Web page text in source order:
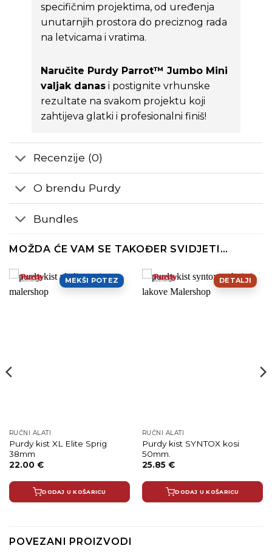
specifičnim projektima, od uređenja
unutarnjih prostora do preciznog rada
na letvicama i vratima.
Naručite Purdy Parrot™ Jumbo Mini
valjak danasi postignite vrhunske
rezultate na svakom projektu koji
zahtijeva glatki i profesionalni finiš!
Recenzije (0)
O brendu Purdy
Bundles
MOŽDA ĆE VAM SE TAKOĐER SVIDJETI…
MEKŠI POTEZ
RUČNI ALATI
Purdy kist XL Elite Sprig
38mm
22.00 €
DODAJ U KOŠARICU
DETALJI
RUČNI ALATI
Purdy kist SYNTOX kosi
50mm.
25.85 €
DODAJ U KOŠARICU
POVEZANI PROIZVODI